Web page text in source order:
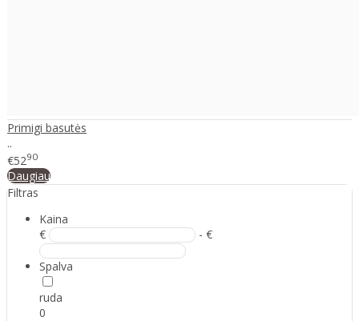
Primigi basutės
..
€5290
Daugiau
Filtras
Kaina
€
- €
Spalva
ruda
0